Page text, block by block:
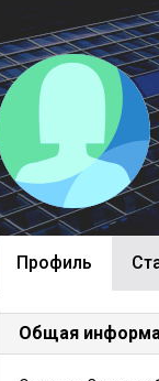
Профиль
Общая